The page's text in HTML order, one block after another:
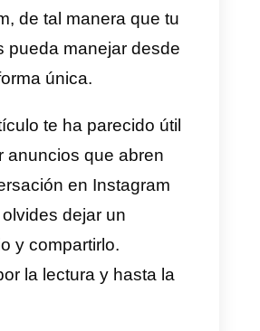
la mayor parte de los
pueda entender.
del mensajeque verán
que hagan clic
Aquí también es muy
comunicar
lo que quieres